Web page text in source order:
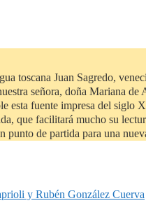
toscana Juan Sagredo,
señora, doña Mariana de
esta fuente impresa del siglo
que facilitará mucho su
punto de partida para una
y Rubén González Cuerva